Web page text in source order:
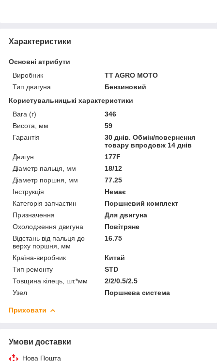
Характеристики
Основні атрибути
Виробник
TT AGRO MOTO
Тип двигуна
Бензиновий
Користувальницькі характеристики
Вага (г)
346
Висота, мм
59
Гарантія
30 днів. Обмін/повернення
товару впродовж 14 днів
Двигун
177F
Діаметр пальця, мм
18/12
Діаметр поршня, мм
77.25
Інструкція
Немає
Категорія запчастин
Поршневий комплект
Призначення
Для двигуна
Охолодження двигуна
Повітряне
Відстань від пальця до
верху поршня, мм
16.75
Країна-виробник
Китай
Тип ремонту
STD
Товщина кілець, шт.*мм
2/2/0.5/2.5
Узел
Поршнева система
Приховати
Умови доставки
Нова Пошта